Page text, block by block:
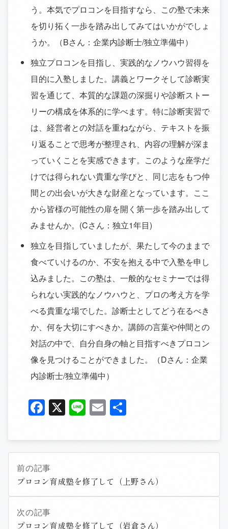
う。本気でプロコンを目指すなら、この塾で未来
を切り拓く一歩を踏み出してみてはいかがでしょ
うか。（Bさん：企業内診断士/独立準備中）
独立プロコンを目指し、実践的なノウハウ習得を
目的に入塾しました。講義とワークそして診断実
習を通じて、本質的な課題の深掘りや診断ストー
リーの構成を体系的に学べます。特に診断実習で
は、経営者との対話を重ねながら、テキストを振
り返ることで思考が整理され、内容の理解が深ま
っていくことを実感できます。このような座学だ
けでは得られない貴重な学びと、同じ志をもつ仲
間との出会いが大きな財産となっています。ここ
から皆様の可能性の扉を開く第一歩を踏み出して
みませんか。(Cさん：独立1年目)
独立を目指していましたが、果たして今のままで
食べていけるのか、不安を抱える中で入塾を申し
込みました。この塾は、一般的なセミナーでは得
られない実践的なノウハウと、プロの考え方を学
べる貴重な場でした。診断士としてどう在るべき
か、何を大切にすべきか。講師の言葉や仲間との
対話の中で、自分自身の軸と目指すべきプロコン
像を見つけることができました。（Dさん：企業
内診断士/独立準備中）
Facebook
X LineEmail
前の記事
プロコン育成塾を修了して（上野さん）
次の記事
プロコン育成塾を修了して（岩倉さん）